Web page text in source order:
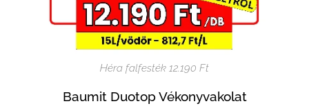
Héra falfesték 12.190 Ft
Baumit Duotop Vékonyvakolat